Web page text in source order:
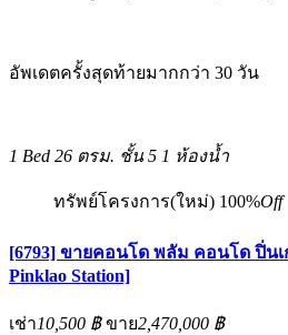
อัพเดตครั้งสุดท้ายมากกว่า 30 วัน
1 Bed 26 ตรม. ชั้น 5 1 ห้องน้ำ
ทรัพย์โครงการ(ใหม่) 100%Off
[6793] ขายคอนโด พลัม คอนโด ปิ่นเ
Pinklao Station]
เช่า10,500 ฿ ขาย2,470,000 ฿